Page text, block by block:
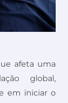
afeta uma
global,
em iniciar o